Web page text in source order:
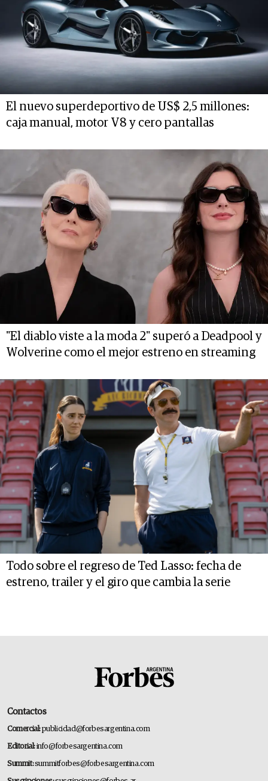
El nuevo superdeportivo de US$ 2,5 millones:
caja manual, motor V8 y cero pantallas
"El diablo viste a la moda 2" superó a Deadpool y
Wolverine como el mejor estreno en streaming
Todo sobre el regreso de Ted Lasso: fecha de
estreno, trailer y el giro que cambia la serie
Contactos
Comercial:publicidad@forbesargentina.com
Editorial:info@forbesargentina.com
Summit:summitforbes@forbesargentina.com